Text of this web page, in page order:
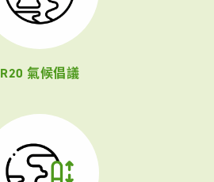
R20 氣候倡議